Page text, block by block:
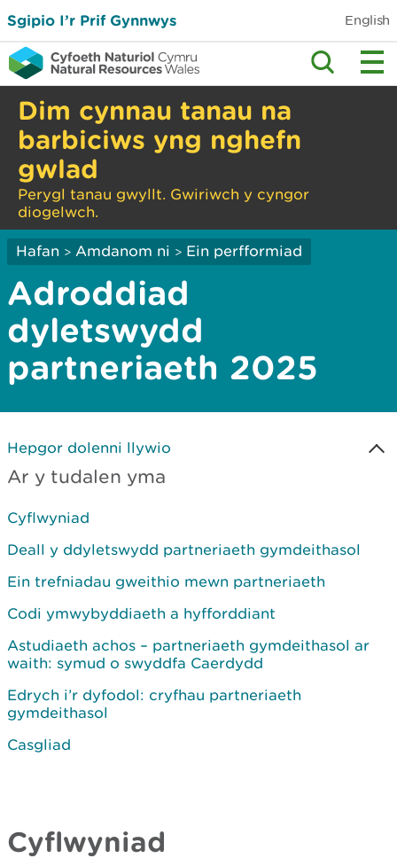
Sgipio I’r Prif Gynnwys English
Dim cynnau tanau na
barbiciws yng nghefn
gwlad
Perygl tanau gwyllt. Gwiriwch y cyngor
diogelwch.
Hafan > Amdanom ni > Ein perfformiad
Adroddiad
dyletswydd
partneriaeth 2025
Hepgor dolenni llywio
Ar y tudalen yma
Cyflwyniad
Deall y ddyletswydd partneriaeth gymdeithasol
Ein trefniadau gweithio mewn partneriaeth
Codi ymwybyddiaeth a hyfforddiant
Astudiaeth achos – partneriaeth gymdeithasol ar
waith: symud o swyddfa Caerdydd
Edrych i’r dyfodol: cryfhau partneriaeth
gymdeithasol
Casgliad
Cyflwyniad